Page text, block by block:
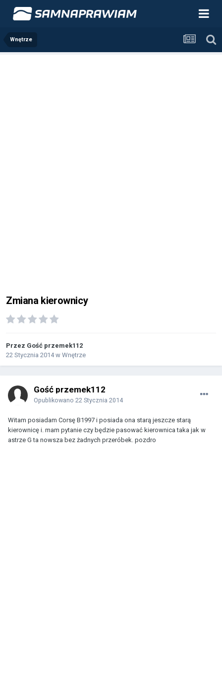
Wnętrze
Zmiana kierownicy
Przez Gość przemek112
22 Stycznia 2014w Wnętrze
Gość przemek112
Opublikowano 22 Stycznia 2014
Witam posiadam Corsę B1997 i posiada ona starą jeszcze starą
kierownicę i. mam pytanie czy będzie pasować kierownica taka jak w
astrze G ta nowsza bez żadnych przeróbek. pozdro